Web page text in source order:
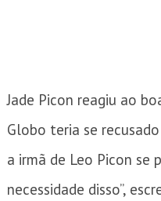
Jade Picon reagiu ao
Globo teria se
a irmã de Leo Picon se
necessidade disso”,